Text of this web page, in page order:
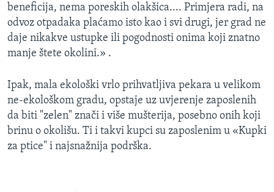
beneficija, nema poreskih olakšica.... Primjera radi, na
odvoz otpadaka plaćamo isto kao i svi drugi, jer grad ne
daje nikakve ustupke ili pogodnosti onima koji znatno
manje štete okolini.» .
Ipak, mala ekološki vrlo prihvatljiva pekara u velikom
ne-ekološkom gradu, opstaje uz uvjerenje zaposlenih
da biti "zelen" znači i više mušterija, posebno onih koji
brinu o okolišu. Ti i takvi kupci su zaposlenim u «Kupki
za ptice" i najsnažnija podrška.